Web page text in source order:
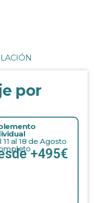
por
11 al 18 de Agosto
+495€